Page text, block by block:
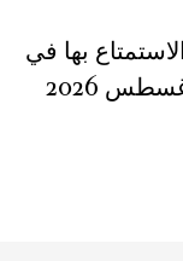
بها في
2026